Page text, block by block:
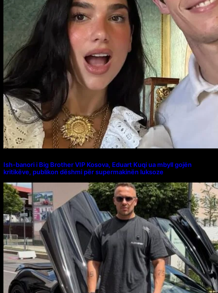
Ish-banori i Big Brother VIP Kosova, Eduart Kuqi ua mbyll gojën
kritikëve, publikon dëshmi për supermakinën luksoze